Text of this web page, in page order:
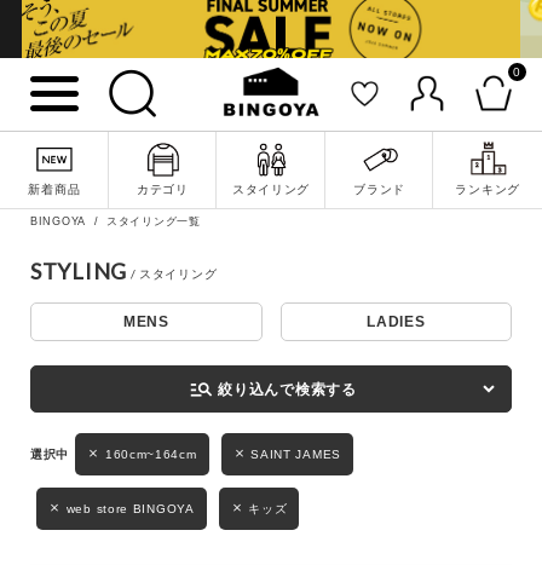
0
新着商品 カテゴリ スタイリング ブランド ランキング
詳細検索
キーワード
性別
MENS LADIES
BINGOYA スタイリング一覧
STYLING
MENS LADIES
manage_search 絞り込んで検索する
160cm~164cm SAINT JAMES
web store BINGOYA キッズ